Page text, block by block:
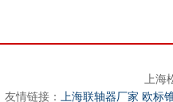
上
友情链接：
上海联轴器厂家 欧标